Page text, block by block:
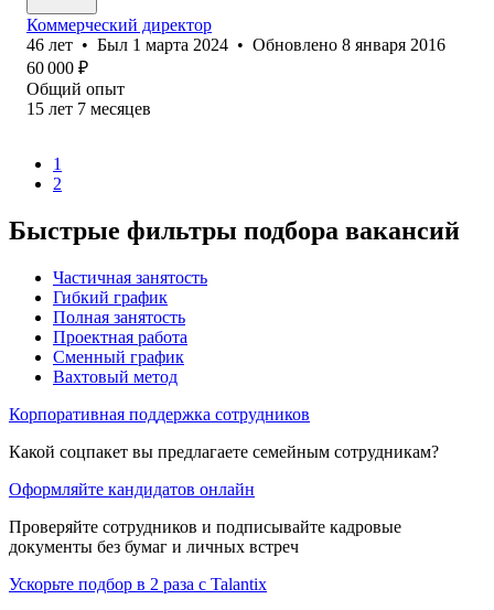
Коммерческий директор
46 лет • Был 1 марта 2024 • Обновлено 8 января 2016
60 000 ₽
Общий опыт
15 лет 7 месяцев
1
2
Быстрые фильтры подбора вакансий
Частичная занятость
Гибкий график
Полная занятость
Проектная работа
Сменный график
Вахтовый метод
Корпоративная поддержка сотрудников
Какой соцпакет вы предлагаете семейным сотрудникам?
Оформляйте кандидатов онлайн
Проверяйте сотрудников и подписывайте кадровые
документы без бумаг и личных встреч
Ускорьте подбор в 2 раза с Talantix